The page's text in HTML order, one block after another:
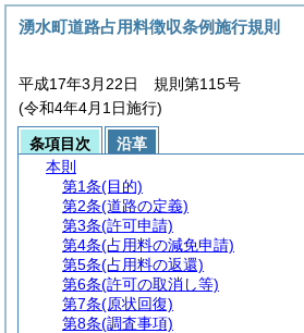
湧水町道路占用料徴収条例施行規則
平成17年3月22日 規則第115号
(令和4年4月1日施行)
条項目次
沿革
本則
第1条(目的)
第2条(道路の定義)
第3条(許可申請)
第4条(占用料の減免申請)
第5条(占用料の返還)
第6条(許可の取消し等)
第7条(原状回復)
第8条(調査事項)